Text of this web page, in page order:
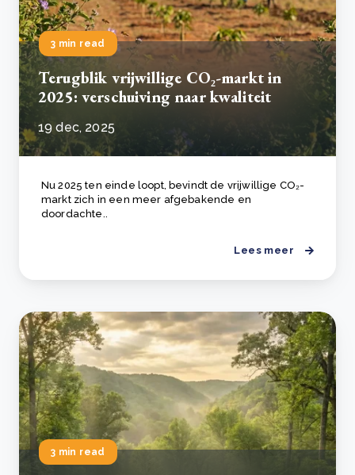
3 min read
Terugblik vrijwillige CO₂-markt in
2025: verschuiving naar kwaliteit
19 dec, 2025
Nu 2025 ten einde loopt, bevindt de vrijwillige CO₂-
markt zich in een meer afgebakende en
doordachte..
Lees meer
3 min read